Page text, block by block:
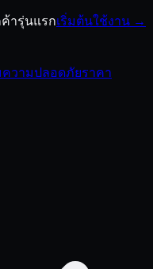
ารุ่นแรกเริ่มต้นใช้งาน →
ความปลอดภัยราคา